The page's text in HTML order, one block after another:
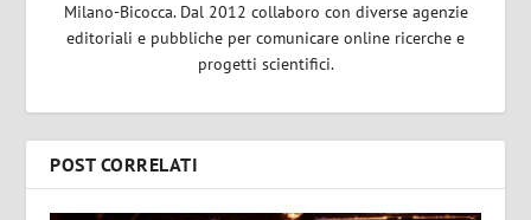
Milano-Bicocca. Dal 2012 collaboro con diverse agenzie
editoriali e pubbliche per comunicare online ricerche e
progetti scientifici.
POST CORRELATI